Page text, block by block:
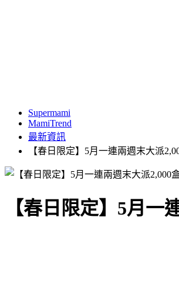
Supermami
MamiTrend
最新資訊
【春日限定】5月一連兩週末大派
【春日限定】5月一